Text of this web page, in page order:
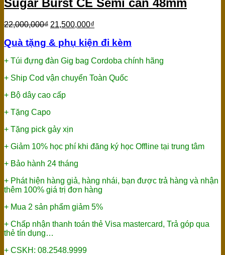
22,000,000₫ 21,500,000₫
Quà tặng & phụ kiện đi kèm
+ Túi đựng đàn Gig bag Cordoba chính hãng
+ Ship Cod vận chuyển Toàn Quốc
+ Bộ dây cao cấp
+ Tặng Capo
+ Tặng pick gảy xịn
+ Giảm 10% học phí khi đăng ký học Offline tại trung tâm
+ Bảo hành 24 tháng
+ Phát hiện hàng giả, hàng nhái, bạn được trả hàng và nhận
thêm 100% giá trị đơn hàng
+ Mua 2 sản phẩm giảm 5%
+ Chấp nhận thanh toán thẻ Visa mastercard, Trả góp qua
thẻ tín dụng…
+ CSKH: 08.2548.9999